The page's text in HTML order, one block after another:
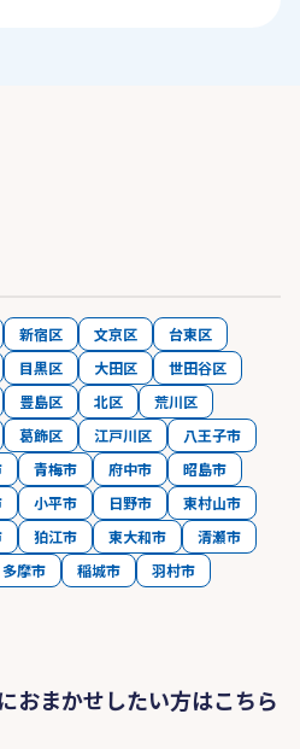
新宿区 文京区
台東区
目黒区 大田区
世田谷区
豊島区 北区
荒川区
葛飾区 江戸川区
八王子市
青梅市 府中市
昭島市
小平市 日野市
東村山市
狛江市 東大和市
清瀬市
多摩市 稲城市
羽村市
おまかせしたい方はこちら